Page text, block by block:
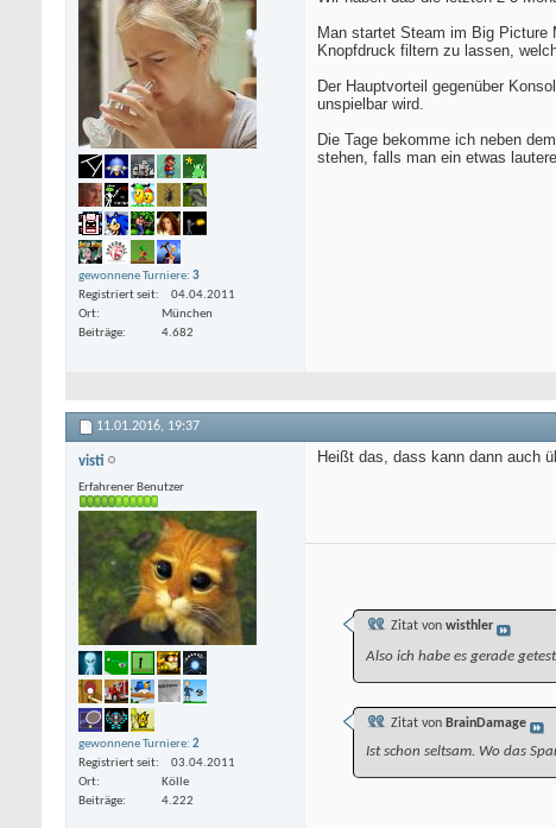
gewonnene Turniere: 3
Registriert seit
04.04.2011
Ort
München
Beiträge
4.682
Man startet Steam im Big Picture
Knopfdruck filtern zu lassen,
Der Hauptvorteil gegenüber
unspielbar wird.
Die Tage bekomme ich neben
stehen, falls man ein etwas
11.01.2016, 19:37
visti
Erfahrener Benutzer
gewonnene Turniere: 2
Registriert seit
03.04.2011
Ort
Kölle
Beiträge
4.222
Heißt das, dass kann dann auch
Zitat von wisthler
Also ich habe es gerade
Zitat von BrainDamage
Ist schon seltsam. Wo das